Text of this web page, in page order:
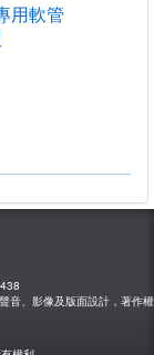
用軟管
音、影像及版面設計，著作權